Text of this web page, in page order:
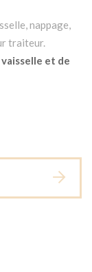
nappage,
traiteur.
et de